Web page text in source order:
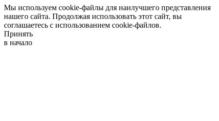
Мы используем cookie-файлы для наилучшего представления
нашего сайта. Продолжая использовать этот сайт, вы
соглашаетесь с использованием cookie-файлов.
Принять
в начало